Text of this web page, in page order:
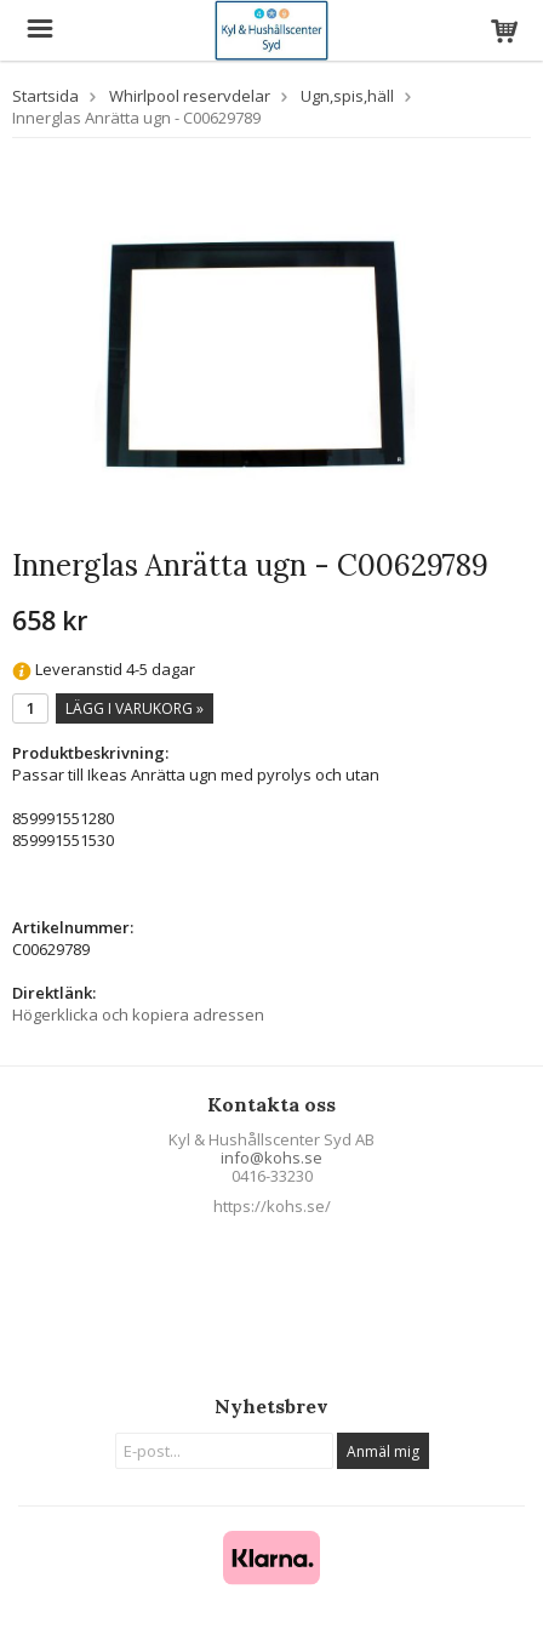
Startsida Whirlpool reservdelar
Ugn,spis,häll
Innerglas Anrätta ugn - C00629789
Innerglas Anrätta ugn - C00629789
658 kr
Leveranstid 4-5 dagar
LÄGG I VARUKORG »
Produktbeskrivning:
Passar till Ikeas Anrätta ugn med pyrolys och utan
859991551280
859991551530
Artikelnummer:
C00629789
Direktlänk:
Högerklicka och kopiera adressen
Kontakta oss
Kyl & Hushållscenter Syd AB
info@kohs.se
0416-33230
https://kohs.se/
Nyhetsbrev
Anmäl mig